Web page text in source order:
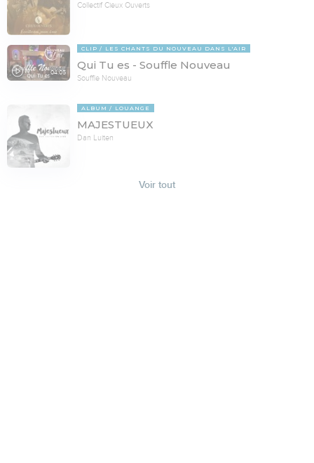
Collectif Cieux Ouverts
04:05
CLIP LES CHANTS DU NOUVEAU DANS L'AIR
Qui Tu es - Souffle Nouveau
Souffle Nouveau
ALBUM LOUANGE
MAJESTUEUX
Dan Luiten
Voir tout